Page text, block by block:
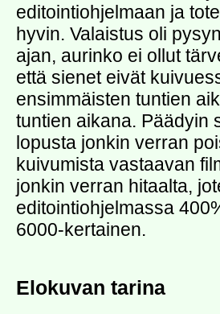
editointiohjelmaan ja
hyvin. Valaistus oli
ajan, aurinko ei ollut
että sienet eivät
ensimmäisten tuntien
tuntien aikana. Päädyin
lopusta jonkin verran
kuivumista vastaavan
jonkin verran hitaalta,
editointiohjelmassa
6000-kertainen.
Elokuvan tarina